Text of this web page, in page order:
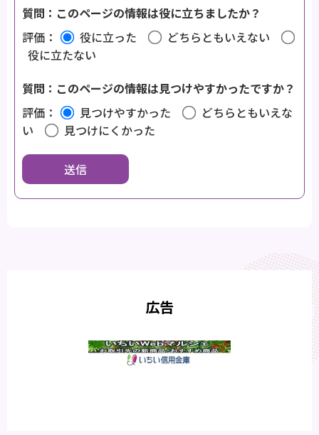
質問：このページの情報は役に立ちましたか？
評価：
役に立った
どちらともいえない
役に立たない
質問：このページの情報は見つけやすかったですか？
評価：
見つけやすかった
どちらともいえな
い
見つけにくかった
広告